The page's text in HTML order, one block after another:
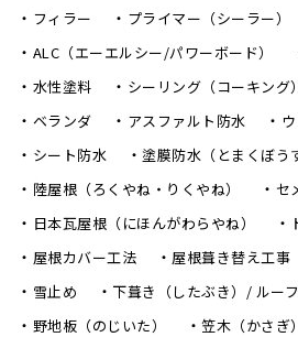
フィラー
プライマー（シーラー）
ALC（エーエルシー/パワーボード）
水性塗料
シーリング（コーキング
ベランダ
アスファルト防水
シート防水
塗膜防水（とまくぼう
陸屋根（ろくやね・りくやね）
セ
日本瓦屋根（にほんがわらやね）
屋根カバー工法
屋根葺き替え工事
雪止め
下葺き（したぶき）/ ルー
野地板（のじいた）
笠木（かさぎ）